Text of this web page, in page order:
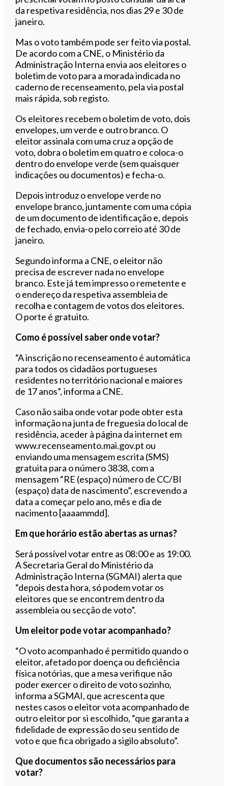
da respetiva residência, nos dias 29 e 30 de
janeiro.
Mas o voto também pode ser feito via postal.
De acordo com a CNE, o Ministério da
Administração Interna envia aos eleitores o
boletim de voto para a morada indicada no
caderno de recenseamento, pela via postal
mais rápida, sob registo.
Os eleitores recebem o boletim de voto, dois
envelopes, um verde e outro branco. O
eleitor assinala com uma cruz a opção de
voto, dobra o boletim em quatro e coloca-o
dentro do envelope verde (sem quaisquer
indicações ou documentos) e fecha-o.
Depois introduz o envelope verde no
envelope branco, juntamente com uma cópia
de um documento de identificação e, depois
de fechado, envia-o pelo correio até 30 de
janeiro.
Segundo informa a CNE, o eleitor não
precisa de escrever nada no envelope
branco. Este já tem impresso o remetente e
o endereço da respetiva assembleia de
recolha e contagem de votos dos eleitores.
O porte é gratuito.
Como é possível saber onde votar?
“A inscrição no recenseamento é automática
para todos os cidadãos portugueses
residentes no território nacional e maiores
de 17 anos”, informa a CNE.
Caso não saiba onde votar pode obter esta
informação na junta de freguesia do local de
residência, aceder à página da internet em
www.recenseamento.mai.gov.pt ou
enviando uma mensagem escrita (SMS)
gratuita para o número 3838, com a
mensagem “RE (espaço) número de CC/BI
(espaço) data de nascimento”, escrevendo a
data a começar pelo ano, mês e dia de
nacimento [aaaammdd].
Em que horário estão abertas as urnas?
Será possível votar entre as 08:00 e as 19:00.
A Secretaria Geral do Ministério da
Administração Interna (SGMAI) alerta que
“depois desta hora, só podem votar os
eleitores que se encontrem dentro da
assembleia ou secção de voto”.
Um eleitor pode votar acompanhado?
“O voto acompanhado é permitido quando o
eleitor, afetado por doença ou deficiência
física notórias, que a mesa verifique não
poder exercer o direito de voto sozinho,
informa a SGMAI, que acrescenta que
nestes casos o eleitor vota acompanhado de
outro eleitor por si escolhido, “que garanta a
fidelidade de expressão do seu sentido de
voto e que fica obrigado a sigilo absoluto”.
Que documentos são necessários para
votar?